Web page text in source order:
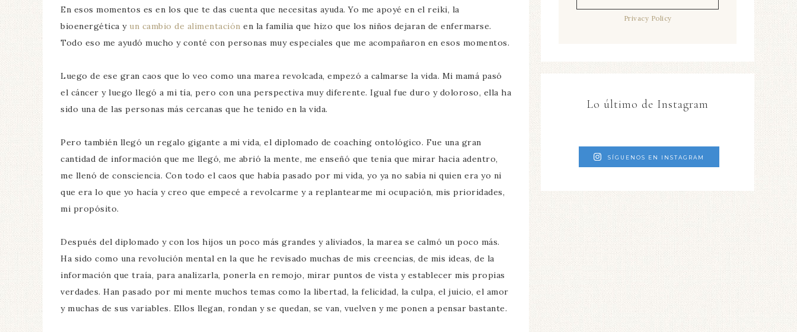
En esos momentos es en los que te das cuenta que necesitas ayuda. Yo me apoyé en el reiki, la
bioenergética y un cambio de alimentación en la familia que hizo que los niños dejaran de enfermarse.
Todo eso me ayudó mucho y conté con personas muy especiales que me acompañaron en esos momentos.
Luego de ese gran caos que lo veo como una marea revolcada, empezó a calmarse la vida. Mi mamá pasó
el cáncer y luego llegó a mi tía, pero con una perspectiva muy diferente. Igual fue duro y doloroso, ella ha
sido una de las personas más cercanas que he tenido en la vida.
Pero también llegó un regalo gigante a mi vida, el diplomado de coaching ontológico. Fue una gran
cantidad de información que me llegó, me abrió la mente, me enseñó que tenía que mirar hacia adentro,
me llenó de consciencia. Con todo el caos que había pasado por mi vida, yo ya no sabía ni quien era yo ni
que era lo que yo hacía y creo que empecé a revolcarme y a replantearme mi ocupación, mis prioridades,
mi propósito.
Después del diplomado y con los hijos un poco más grandes y aliviados, la marea se calmó un poco más.
Ha sido como una revolución mental en la que he revisado muchas de mis creencias, de mis ideas, de la
información que traía, para analizarla, ponerla en remojo, mirar puntos de vista y establecer mis propias
verdades. Han pasado por mi mente muchos temas como la libertad, la felicidad, la culpa, el juicio, el amor
y muchas de sus variables. Ellos llegan, rondan y se quedan, se van, vuelven y me ponen a pensar bastante.
Privacy Policy
Lo último de Instagram
SÍGUENOS EN INSTAGRAM